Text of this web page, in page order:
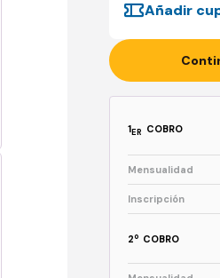
Añadir
1ER COBRO
Mensualidad
Inscripción
2o COBRO